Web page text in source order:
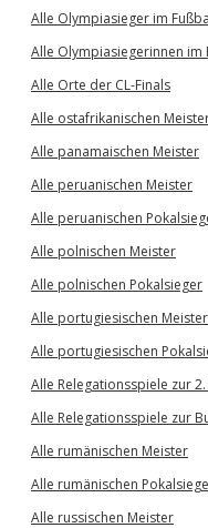
Alle Olympiasieger im
Alle Olympiasiegerinnen im
Alle Orte der CL-Finals
Alle ostafrikanischen
Alle panamaischen Meister
Alle peruanischen Meister
Alle peruanischen
Alle polnischen Meister
Alle polnischen Pokalsieger
Alle portugiesischen Meister
Alle portugiesischen
Alle Relegationsspiele zur
Alle Relegationsspiele zur
Alle rumänischen Meister
Alle rumänischen
Alle russischen Meister